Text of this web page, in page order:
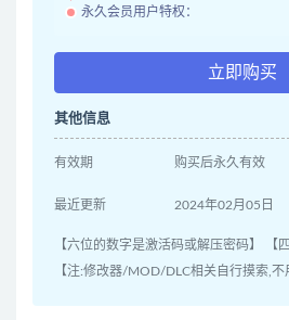
永久会员用户特权：
立即购买
其他信息
有效期 购买后永久有效
最近更新 2024年02月05日
【六位的数字是激活码或解压密码】 【
【注:修改器/MOD/DLC相关自行摸索,不